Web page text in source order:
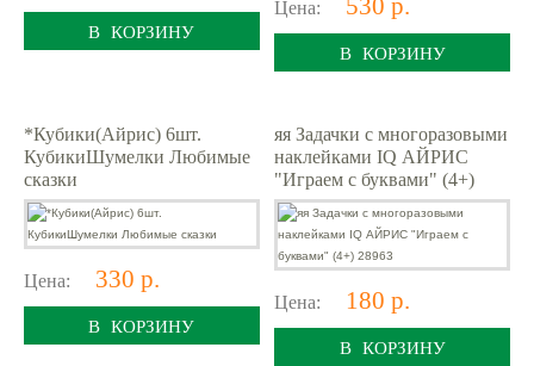
В КОРЗИНУ
Цена:
В КОРЗИНУ
*Кубики(Айрис) 6шт.
КубикиШумелки Любимые
сказки
Цена: 330 р.
В КОРЗИНУ
яя Задачки с многоразовыми
наклейками IQ АЙРИС
"Играем с буквами" (4+)
28963
Цена: 180 р.
В КОРЗИНУ